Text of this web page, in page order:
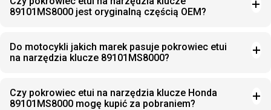
89101MS8000 jest oryginalną częścią OEM?
Do motocykli jakich marek pasuje pokrowiec etui
na narzędzia klucze 89101MS8000?
Czy pokrowiec etui na narzędzia klucze Honda
89101MS8000 mogę kupić za pobraniem?